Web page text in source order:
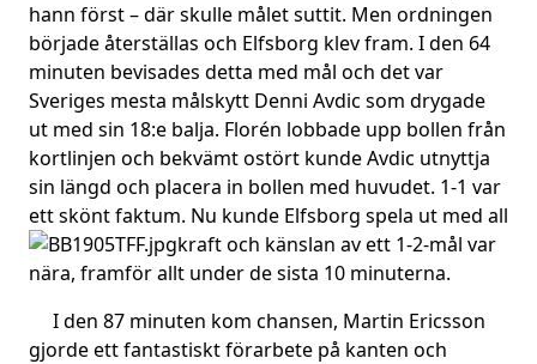
hann först – där skulle målet suttit. Men ordningen
började återställas och Elfsborg klev fram. I den 64
minuten bevisades detta med mål och det var
Sveriges mesta målskytt Denni Avdic som drygade
ut med sin 18:e balja. Florén lobbade upp bollen från
kortlinjen och bekvämt ostört kunde Avdic utnyttja
sin längd och placera in bollen med huvudet. 1-1 var
ett skönt faktum. Nu kunde Elfsborg spela ut med all
kraftoch känslan av ett 1-2-mål var
nära, framför allt under de sista 10 minuterna.
I den 87 minuten kom chansen, Martin Ericsson
gjorde ett fantastiskt förarbete på kanten och